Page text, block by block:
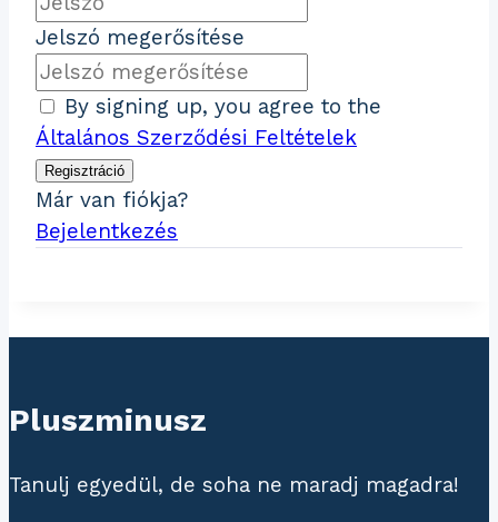
Jelszó megerősítése
By signing up, you agree to the
Általános Szerződési Feltételek
Regisztráció
Már van fiókja?
Bejelentkezés
Pluszminusz
Tanulj egyedül, de soha ne maradj magadra!